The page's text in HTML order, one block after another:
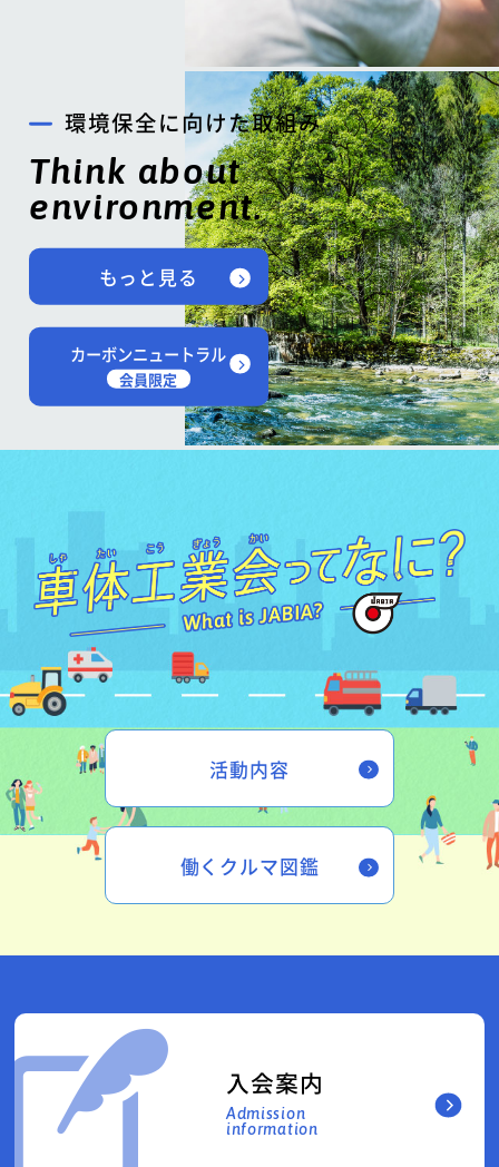
環境保全に向けた取組み
Think about
environment.
もっと見る
カーボンニュートラル
会員限定
活動内容
働くクルマ図鑑
入会案内
Admission
information